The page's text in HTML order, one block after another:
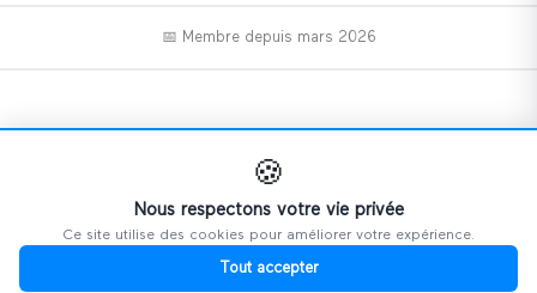
📅 Membre depuis mars 2026
📝
Ce profil n'a pas encore ajouté d'informations.
🍪
Nous respectons votre vie privée
Ce site utilise des cookies pour améliorer votre expérience.
Tout accepter